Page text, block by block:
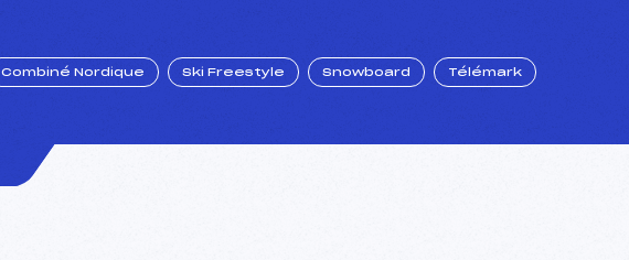
Combiné Nordique Ski Freestyle Snowboard Télémark